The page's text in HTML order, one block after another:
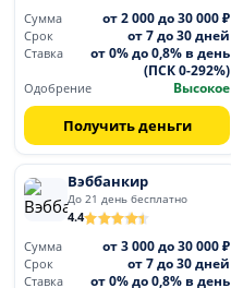
Сумма
от 2 000 до 30 000 ₽
Срок от 7 до 30 дней
Ставка
от 0% до 0,8% в день
(ПСК 0-292%)
Одобрение Высокое
Получить деньги
Вэббанкир
До 21 день бесплатно
4.4
Сумма
от 3 000 до 30 000 ₽
Срок от 7 до 30 дней
Ставка
от 0% до 0,8% в день